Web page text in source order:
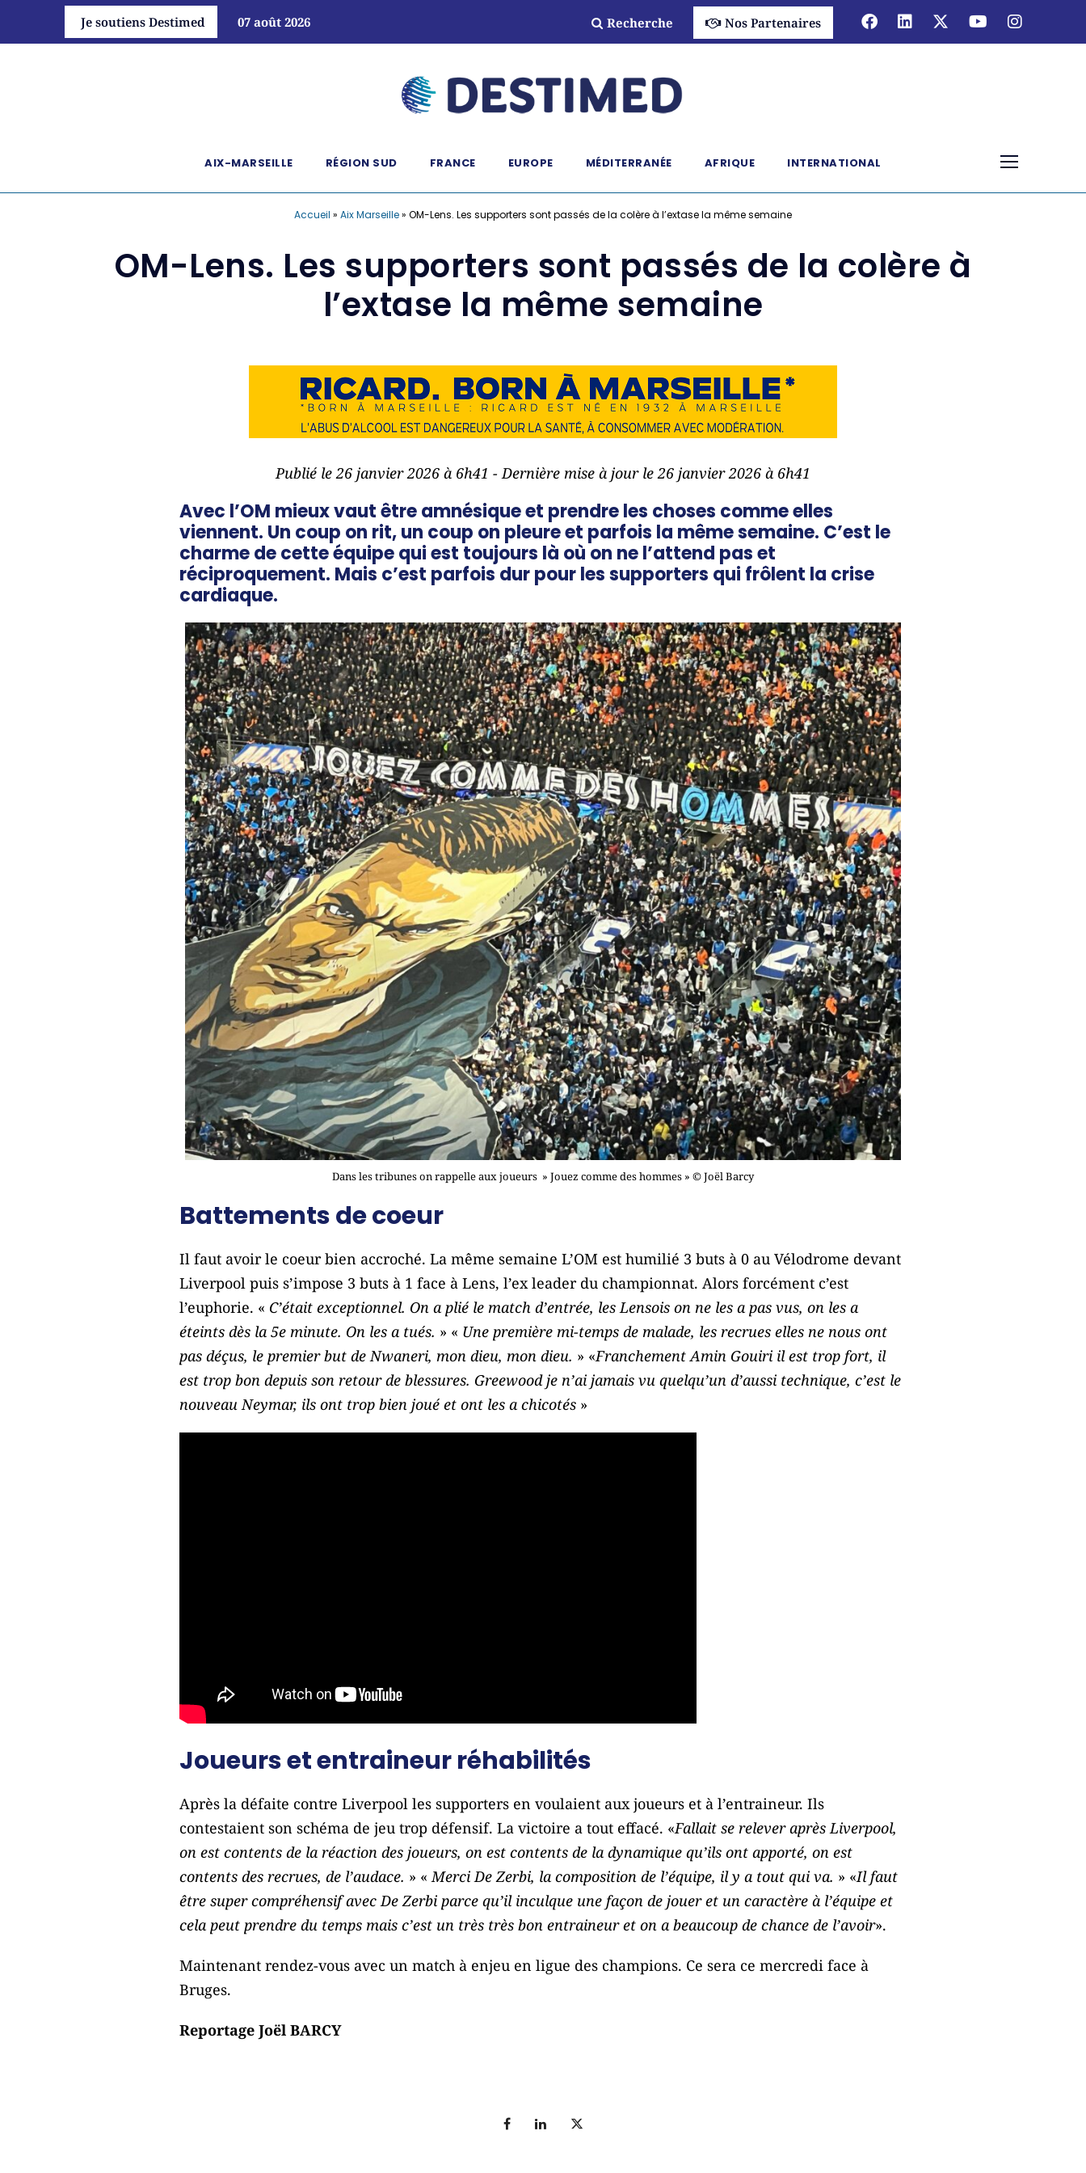
Je soutiens Destimed 07 août 2026 Recherche Nos Partenaires
AIX-MARSEILLE RÉGION SUD FRANCE EUROPE MÉDITERRANÉE AFRIQUE INTERNATIONAL
Accueil » Aix Marseille» OM-Lens. Les supporters sont passés de la colère à l’extase la même semaine
OM-Lens. Les supporters sont passés de la colère à
l’extase la même semaine
Publié le 26 janvier 2026 à 6h41 - Dernière mise à jour le 26 janvier 2026 à 6h41
Avec l’OM mieux vaut être amnésique et prendre les choses comme elles
viennent. Un coup on rit, un coup on pleure et parfois la même semaine. C’est le
charme de cette équipe qui est toujours là où on ne l’attend pas et
réciproquement. Mais c’est parfois dur pour les supporters qui frôlent la crise
cardiaque.
Dans les tribunes on rappelle aux joueurs » Jouez comme des hommes » © Joël Barcy
Battements de coeur
Il faut avoir le coeur bien accroché. La même semaine L’OM est humilié 3 buts à 0 au Vélodrome devant
Liverpool puis s’impose 3 buts à 1 face à Lens, l’ex leader du championnat. Alors forcément c’est
l’euphorie. « C’était exceptionnel. On a plié le match d’entrée, les Lensois on ne les a pas vus, on les a
éteints dès la 5e minute. On les a tués. » « Une première mi-temps de malade, les recrues elles ne nous ont
pas déçus, le premier but de Nwaneri, mon dieu, mon dieu. » «Franchement Amin Gouiri il est trop fort, il
est trop bon depuis son retour de blessures. Greewood je n’ai jamais vu quelqu’un d’aussi technique, c’est le
nouveau Neymar, ils ont trop bien joué et ont les a chicotés »
Joueurs et entraineur réhabilités
Après la défaite contre Liverpool les supporters en voulaient aux joueurs et à l’entraineur. Ils
contestaient son schéma de jeu trop défensif. La victoire a tout effacé. «Fallait se relever après Liverpool,
on est contents de la réaction des joueurs, on est contents de la dynamique qu’ils ont apporté, on est
contents des recrues, de l’audace. » «Merci De Zerbi, la composition de l’équipe, il y a tout qui va. » «Il faut
être super compréhensif avec De Zerbi parce qu’il inculque une façon de jouer et un caractère à l’équipe et
cela peut prendre du temps mais c’est un très très bon entraineur et on a beaucoup de chance de l’avoir».
Maintenant rendez-vous avec un match à enjeu en ligue des champions. Ce sera ce mercredi face à
Bruges.
Reportage Joël BARCY